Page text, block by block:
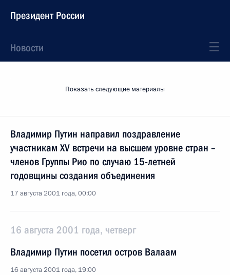
Президент России
Новости
Показать следующие материалы
Владимир Путин направил поздравление
участникам XV встречи на высшем уровне стран –
членов Группы Рио по случаю 15-летней
годовщины создания объединения
17 августа 2001 года, 00:00
16 августа 2001 года, четверг
Владимир Путин посетил остров Валаам
16 августа 2001 года, 19:00